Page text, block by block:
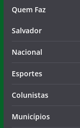
Nacional
Esportes
Colunistas
Municípios
Contato